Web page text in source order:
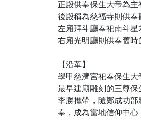
正殿供奉保生大帝為
後殿稱為慈福寺則供
左廂拜斗廳奉祀南斗星
右廂光明廳則供奉舊時
【沿革】
學甲慈濟宮祀奉保生
最早建廟雕刻的三尊
李勝攜帶，隨鄭成功
奉，成為當地信仰中心